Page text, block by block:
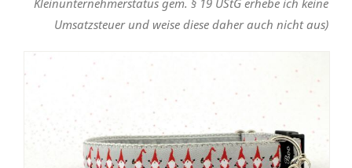
Kleinunternehmerstatus gem. § 19 UStG erhebe ich keine
Umsatzsteuer und weise diese daher auch nicht aus)